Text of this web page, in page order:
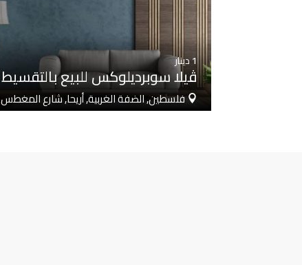
1دينار
ڤيلا سوبرديلوكس للبيع بالتقسيط
فلسطين, الضفة الغربية, أريحا, شارع المغطس